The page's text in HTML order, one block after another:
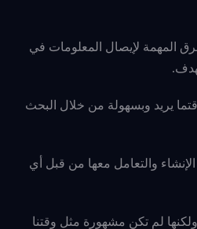
المهمة لإيصال المعلومات في
يريد وبسهولة من خلال البحث
والتعامل معها من قبل أي
لم تكن مشهورة مثل وقتنا